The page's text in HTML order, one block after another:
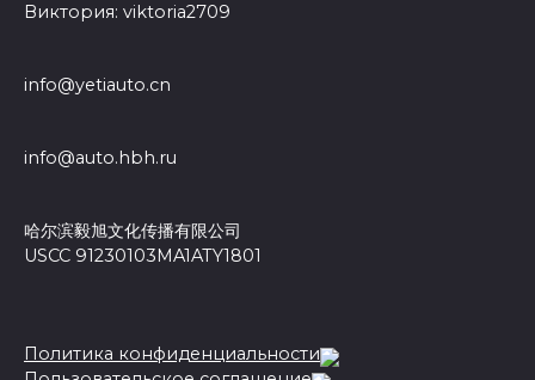
Виктория: viktoria2709
info@yetiauto.cn
info@auto.hbh.ru
哈尔滨毅旭文化传播有限公司
USCC 91230103MA1ATY1801
Политика конфиденциальности